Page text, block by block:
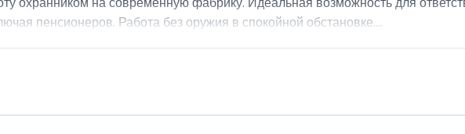
пенсионеров. Работа без оружия в спокойной обстановке....